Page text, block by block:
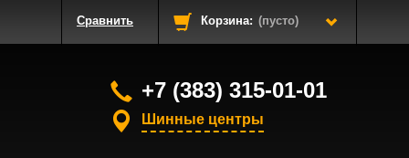
Сравнить Корзина: (пусто)
+7 (383) 315-01-01
Шинные центры